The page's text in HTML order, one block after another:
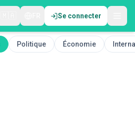
Se connecter
Politique Économie